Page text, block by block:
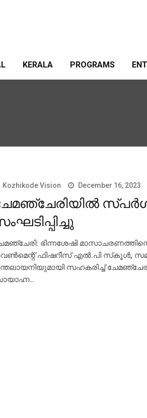
KERALA PROGRAMS
Kozhikode Vision December 16, 2023
ഭിന്നശേഷി
ഫിഷറീസ് എല്‍.പി സ്‌കൂള്‍,
സഹകരിച്ച്